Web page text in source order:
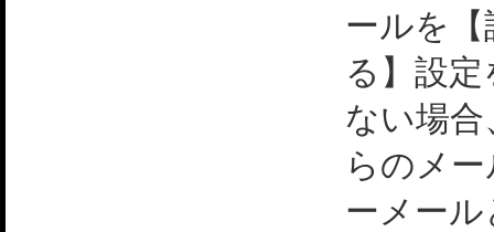
ールを【
る】設
ない場
らのメ
ーメー